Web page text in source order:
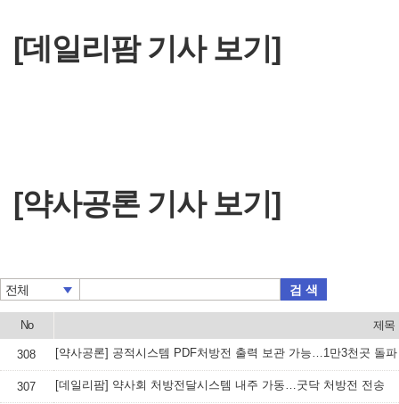
[데일리팜 기사 보기]
[약사공론 기사 보기]
전체 검 색
No 제목
308 [약사공론] 공적시스템 PDF처방전 출력 보관 가능…1만3천곳 돌파
307 [데일리팜] 약사회 처방전달시스템 내주 가동…굿닥 처방전 전송